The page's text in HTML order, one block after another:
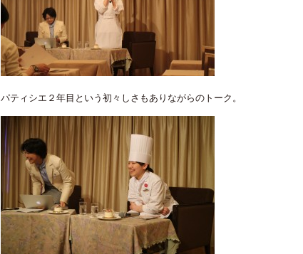
パティシエ２年目という初々しさもありながらのトーク。